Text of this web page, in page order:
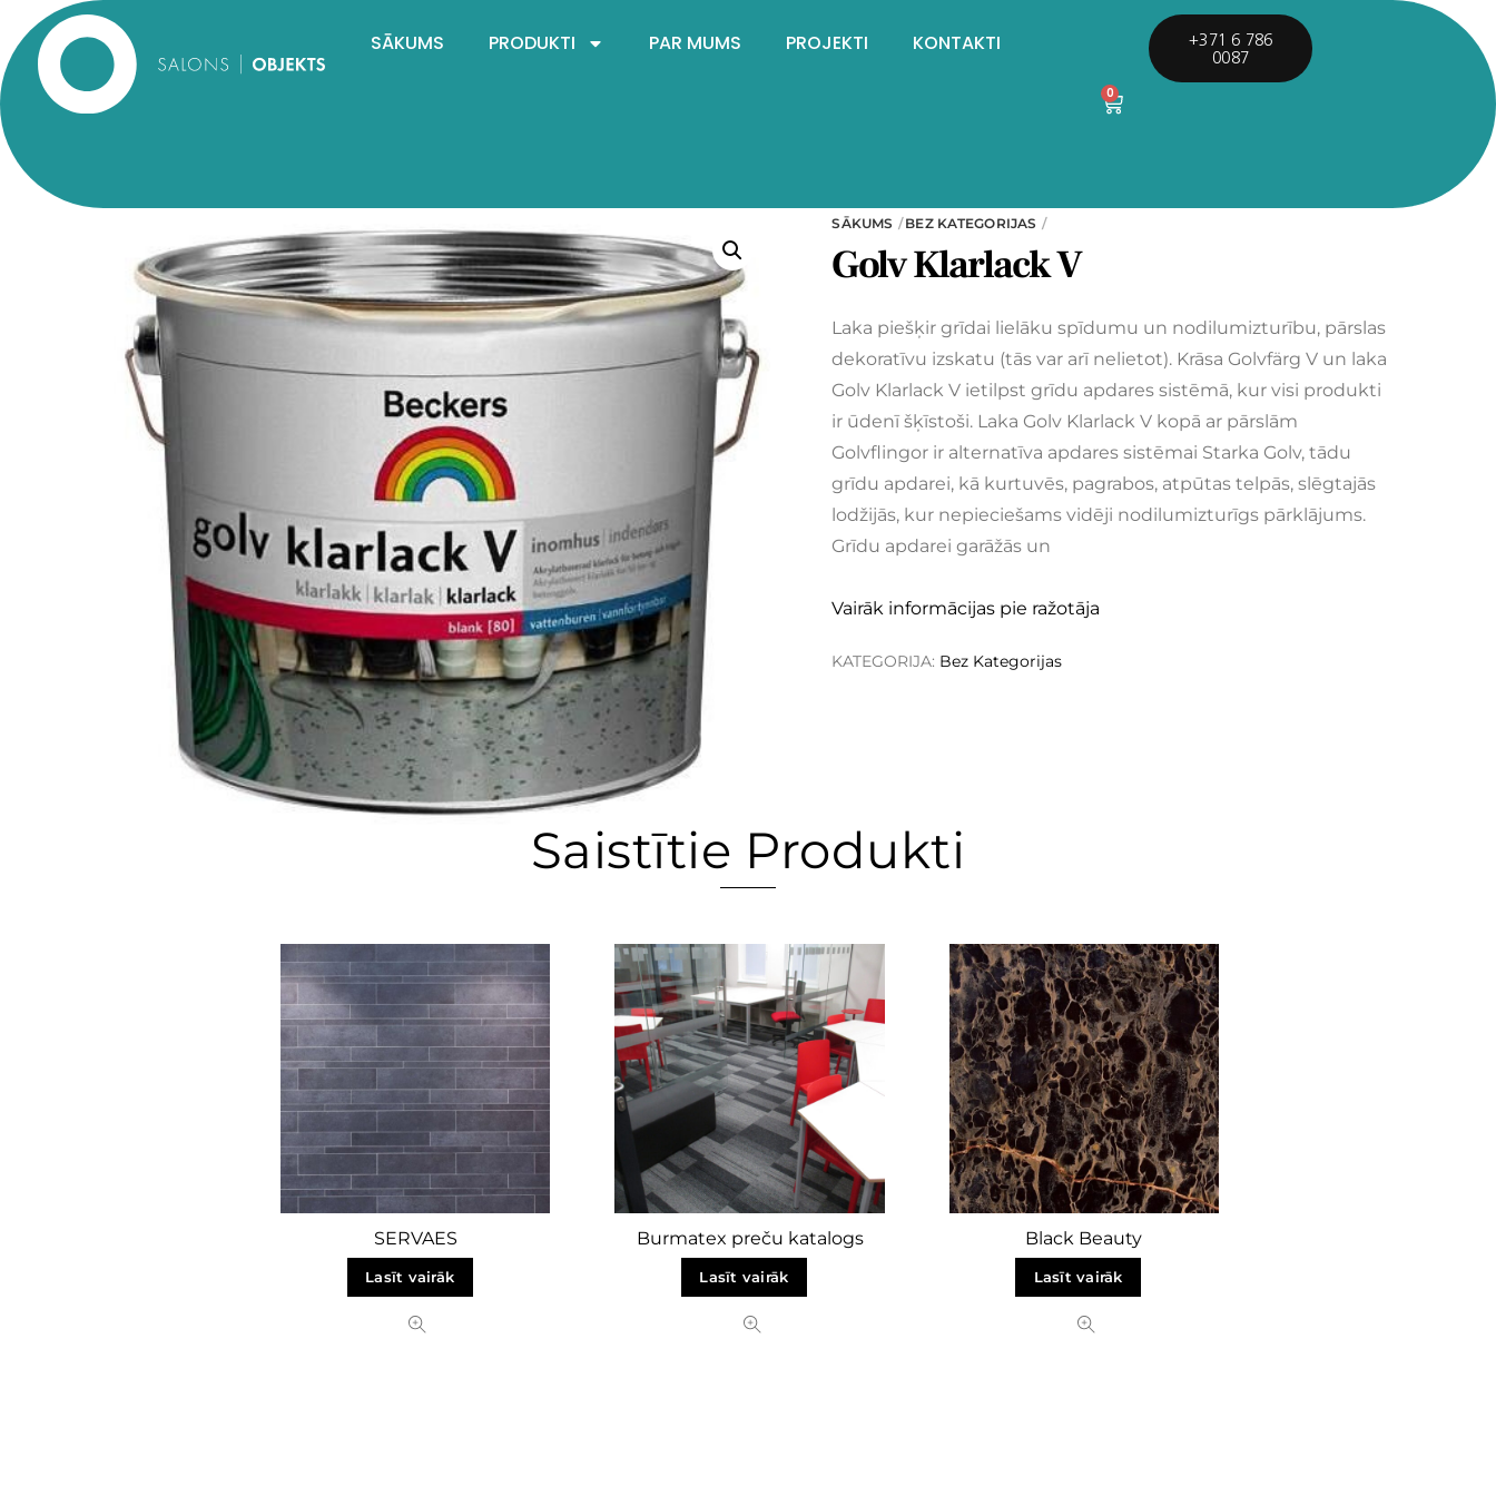
SĀKUMS PRODUKTI PAR MUMS PROJEKTI KONTAKTI
0
+371 6 786
0087
SĀKUMS BEZ KATEGORIJAS
Golv Klarlack V
Laka piešķir grīdai lielāku spīdumu un nodilumizturību, pārslas
dekoratīvu izskatu (tās var arī nelietot). Krāsa Golvfärg V un laka
Golv Klarlack V ietilpst grīdu apdares sistēmā, kur visi produkti
ir ūdenī šķīstoši. Laka Golv Klarlack V kopā ar pārslām
Golvflingor ir alternatīva apdares sistēmai Starka Golv, tādu
grīdu apdarei, kā kurtuvēs, pagrabos, atpūtas telpās, slēgtajās
lodžijās, kur nepieciešams vidēji nodilumizturīgs pārklājums.
Grīdu apdarei garāžās un
Vairāk informācijas pie ražotāja
KATEGORIJA: Bez Kategorijas
Saistītie Produkti
SERVAES
Lasīt vairāk
Burmatex preču katalogs
Lasīt vairāk
Black Beauty
Lasīt vairāk